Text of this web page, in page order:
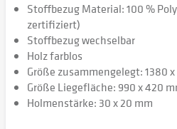
Stoffbezug Material: 100 %
zertifiziert)
Stoffbezug wechselbar
Holz farblos
Größe zusammengelegt: 1380
Größe Liegefläche: 990 x 420
Holmenstärke: 30 x 20 mm